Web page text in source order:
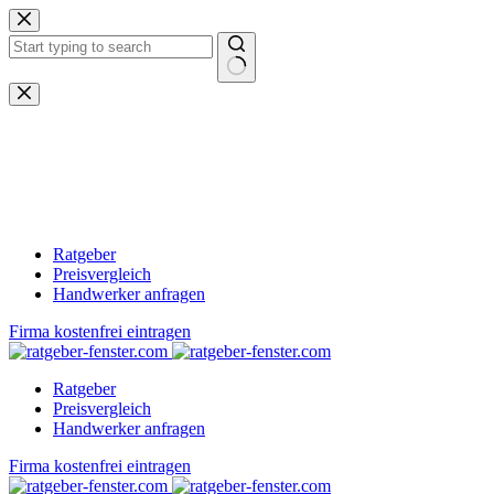
Zum
Inhalt
springen
Keine
Ergebnisse
Ratgeber
Preisvergleich
Handwerker anfragen
Firma kostenfrei eintragen
Ratgeber
Preisvergleich
Handwerker anfragen
Firma kostenfrei eintragen